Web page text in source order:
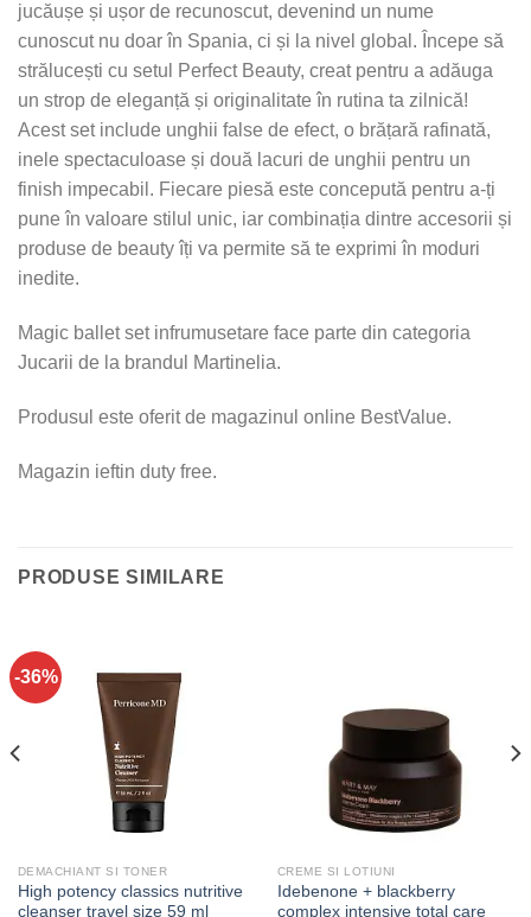
jucăușe și ușor de recunoscut, devenind un nume
cunoscut nu doar în Spania, ci și la nivel global. Începe să
strălucești cu setul Perfect Beauty, creat pentru a adăuga
un strop de eleganță și originalitate în rutina ta zilnică!
Acest set include unghii false de efect, o brățară rafinată,
inele spectaculoase și două lacuri de unghii pentru un
finish impecabil. Fiecare piesă este concepută pentru a-ți
pune în valoare stilul unic, iar combinația dintre accesorii și
produse de beauty îți va permite să te exprimi în moduri
inedite.
Magic ballet set infrumusetare face parte din categoria
Jucarii de la brandul Martinelia.
Produsul este oferit de magazinul online BestValue.
Magazin ieftin duty free.
PRODUSE SIMILARE
-36%
DEMACHIANT SI TONER
High potency classics nutritive
cleanser travel size 59 ml
CREME SI LOTIUNI
Idebenone + blackberry
complex intensive total care